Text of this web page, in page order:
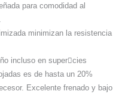
para comodidad al
minimizan la resistencia
incluso en supercies
es de hasta un 20%
Excelente frenado y bajo